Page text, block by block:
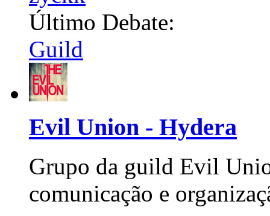
Último Debate:
Guild
Evil Union - Hydera
Grupo da guild Evil
comunicação e